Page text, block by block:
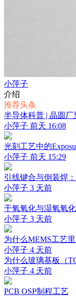
小萍子
介绍
推荐头条
半导体科普 | 晶圆厂
小萍子 前天 16:08
光刻工艺中的
小萍子 前天 15:29
引线键合与倒装焊
小萍子 3 天前
干氧氧化与湿氧氧
小萍子 3 天前
为什么MEMS工艺
小萍子 4 天前
为什么玻璃基板（
小萍子 4 天前
PCB OSP制程工艺